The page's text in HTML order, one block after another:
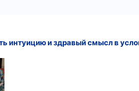
интуицию и здравый смысл в